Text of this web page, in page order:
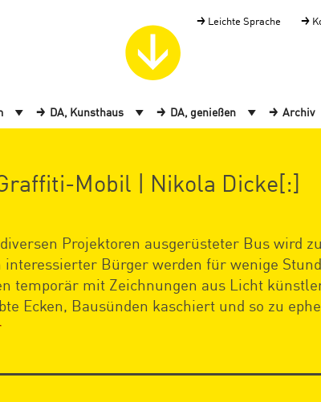
Leichte Sprache
DA, Kunsthaus DA, genießen Archiv
Mobil | Nikola Dicke[:]
Projektoren ausgerüsteter Bus wird
interessierter Bürger werden für wenige
temporär mit Zeichnungen aus Licht
Ecken, Bausünden kaschiert und so zu